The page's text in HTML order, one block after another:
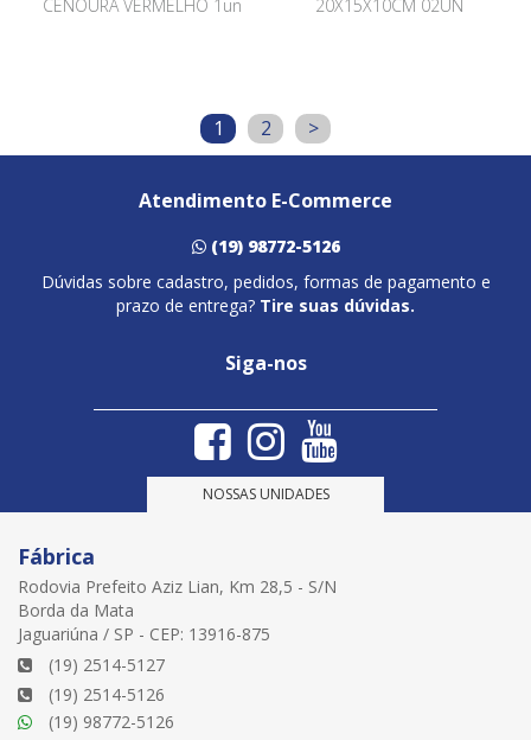
CENOURA VERMELHO 1un
20X15X10CM 02UN
1 2 >
Atendimento E-Commerce
(19) 98772-5126
Dúvidas sobre cadastro, pedidos, formas de pagamento e
prazo de entrega? Tire suas dúvidas.
Siga-nos
NOSSAS UNIDADES
Fábrica
Rodovia Prefeito Aziz Lian, Km 28,5 - S/N
Borda da Mata
Jaguariúna / SP - CEP: 13916-875
(19) 2514-5127
(19) 2514-5126
(19) 98772-5126